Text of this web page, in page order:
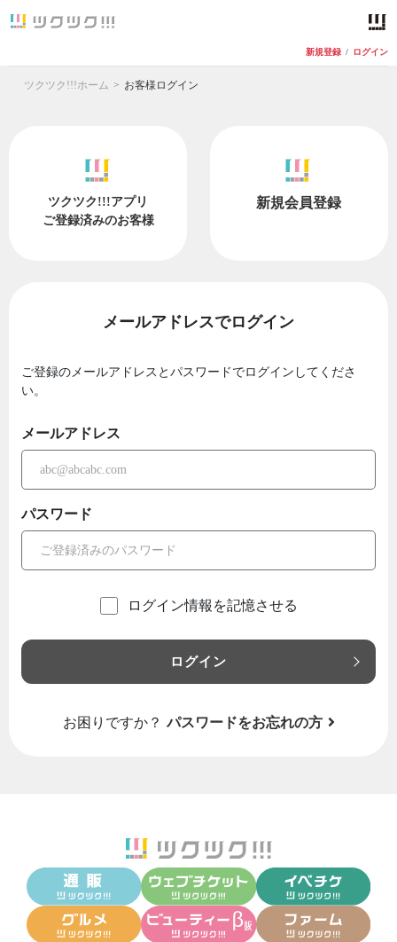
新規登録 / ログイン
ツクツク!!!ホーム お客様ログイン
ツクツク!!!アプリ
ご登録済みのお客様
新規会員登録
メールアドレスでログイン
ご登録のメールアドレスとパスワードでログインしてくださ
い。
メールアドレス
パスワード
ログイン情報を記憶させる
ログイン
お困りですか？ パスワードをお忘れの方